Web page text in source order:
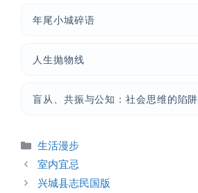
年尾小城碎语
人生抛物线
盲从、共振与公知：社会思维的陷阱
分
类
生活漫步
室内宜忌
兴城县志民国版